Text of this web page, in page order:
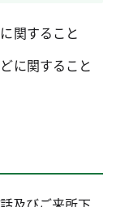
関すること
に関すること